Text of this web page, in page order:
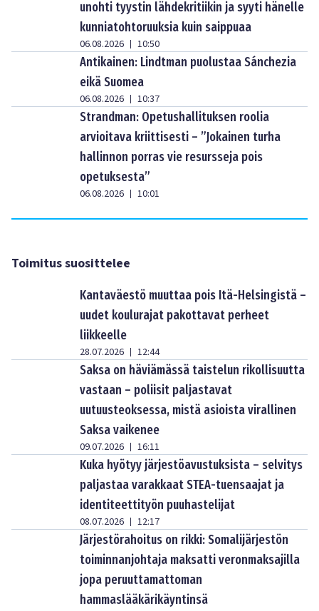
unohti tyystin lähdekritiikin ja syyti hänelle
kunniatohtoruuksia kuin saippuaa
06.08.2026 | 10:50
Antikainen: Lindtman puolustaa Sánchezia
eikä Suomea
06.08.2026 | 10:37
Strandman: Opetushallituksen roolia
arvioitava kriittisesti – ”Jokainen turha
hallinnon porras vie resursseja pois
opetuksesta”
06.08.2026 | 10:01
Toimitus suosittelee
Kantaväestö muuttaa pois Itä-Helsingistä –
uudet koulurajat pakottavat perheet
liikkeelle
28.07.2026 | 12:44
Saksa on häviämässä taistelun rikollisuutta
vastaan – poliisit paljastavat
uutuusteoksessa, mistä asioista virallinen
Saksa vaikenee
09.07.2026 | 16:11
Kuka hyötyy järjestöavustuksista – selvitys
paljastaa varakkaat STEA-tuensaajat ja
identiteettityön puuhastelijat
08.07.2026 | 12:17
Järjestörahoitus on rikki: Somalijärjestön
toiminnanjohtaja maksatti veronmaksajilla
jopa peruuttamattoman
hammaslääkärikäyntinsä